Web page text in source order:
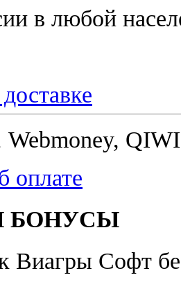
в любой
оплате
БОНУСЫ
Виагры Софт